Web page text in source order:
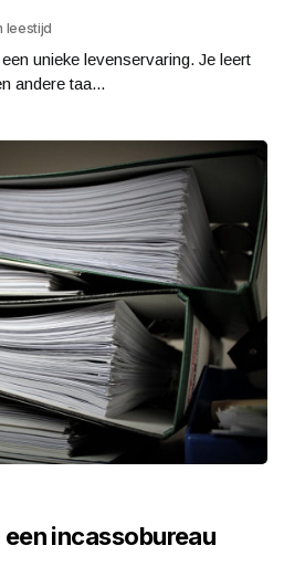
leestijd
unieke levenservaring. Je leert
andere taa...
incassobureau